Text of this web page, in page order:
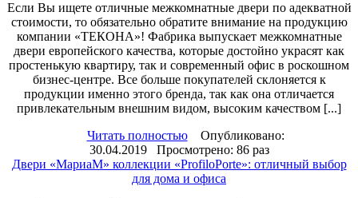
Если Вы ищете отличные межкомнатные двери по адекватной
стоимости, то обязательно обратите внимание на продукцию
компании «ТЕКОНА»! Фабрика выпускает межкомнатные
двери европейского качества, которые достойно украсят как
простенькую квартиру, так и современный офис в роскошном
бизнес-центре. Все больше покупателей склоняется к
продукции именно этого бренда, так как она отличается
привлекательным внешним видом, высоким качеством [...]
Читать полностьюОпубликовано:
30.04.2019 Просмотрено: 86 раз
Двери «МариаМ» коллекции «ProfiloPorte»: отличный выбор
для дома и офиса